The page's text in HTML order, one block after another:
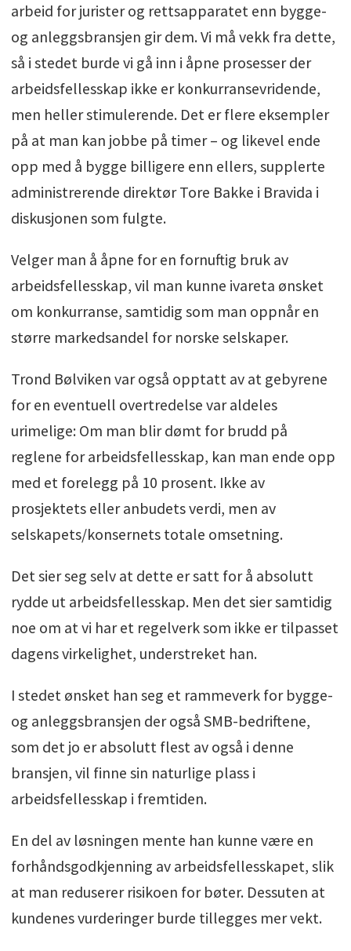
arbeid for jurister og rettsapparatet enn bygge-
og anleggsbransjen gir dem. Vi må vekk fra dette,
så i stedet burde vi gå inn i åpne prosesser der
arbeidsfellesskap ikke er konkurransevridende,
men heller stimulerende. Det er flere eksempler
på at man kan jobbe på timer – og likevel ende
opp med å bygge billigere enn ellers, supplerte
administrerende direktør Tore Bakke i Bravida i
diskusjonen som fulgte.
Velger man å åpne for en fornuftig bruk av
arbeidsfellesskap, vil man kunne ivareta ønsket
om konkurranse, samtidig som man oppnår en
større markedsandel for norske selskaper.
Trond Bølviken var også opptatt av at gebyrene
for en eventuell overtredelse var aldeles
urimelige: Om man blir dømt for brudd på
reglene for arbeidsfellesskap, kan man ende opp
med et forelegg på 10 prosent. Ikke av
prosjektets eller anbudets verdi, men av
selskapets/konsernets totale omsetning.
Det sier seg selv at dette er satt for å absolutt
rydde ut arbeidsfellesskap. Men det sier samtidig
noe om at vi har et regelverk som ikke er tilpasset
dagens virkelighet, understreket han.
I stedet ønsket han seg et rammeverk for bygge-
og anleggsbransjen der også SMB-bedriftene,
som det jo er absolutt flest av også i denne
bransjen, vil finne sin naturlige plass i
arbeidsfellesskap i fremtiden.
En del av løsningen mente han kunne være en
forhåndsgodkjenning av arbeidsfellesskapet, slik
at man reduserer risikoen for bøter. Dessuten at
kundenes vurderinger burde tillegges mer vekt.